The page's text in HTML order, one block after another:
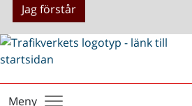
Jag förstår
Meny